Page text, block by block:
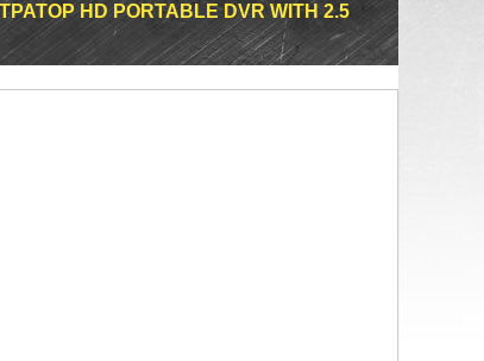
HD PORTABLE DVR WITH 2.5